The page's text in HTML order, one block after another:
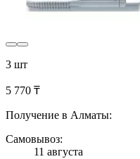
3 шт
5 770 ₸
Получение в Алматы:
Самовывоз:
11 августа